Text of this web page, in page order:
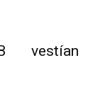
vestían